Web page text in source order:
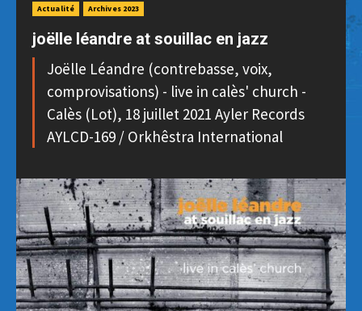
Actualité Archives 2023
joëlle léandre at souillac en jazz
Joëlle Léandre (contrebasse, voix,
comprovisations) - live in calès' church -
Calès (Lot), 18 juillet 2021 Ayler Records
AYLCD-169 / Orkhêstra International